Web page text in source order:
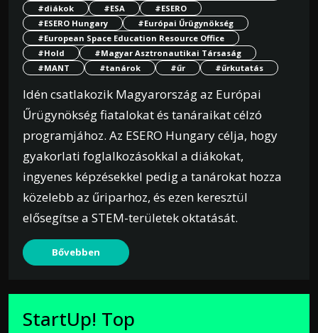
#diákok
#ESA
#ESERO
#ESERO Hungary
#Európai Űrügynökség
#European Space Education Resource Office
#Hold
#Magyar Asztronautikai Társaság
#MANT
#tanárok #űr #űrkutatás
Idén csatlakozik Magyarország az Európai
Űrügynökség fiatalokat és tanáraikat célzó
programjához. Az ESERO Hungary célja, hogy
gyakorlati foglalkozásokkal a diákokat,
ingyenes képzésekkel pedig a tanárokat hozza
közelebb az űriparhoz, és ezen keresztül
elősegítse a STEM-területek oktatását.
Bővebben
StartUp! Top